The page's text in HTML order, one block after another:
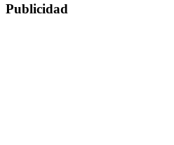
Publicidad